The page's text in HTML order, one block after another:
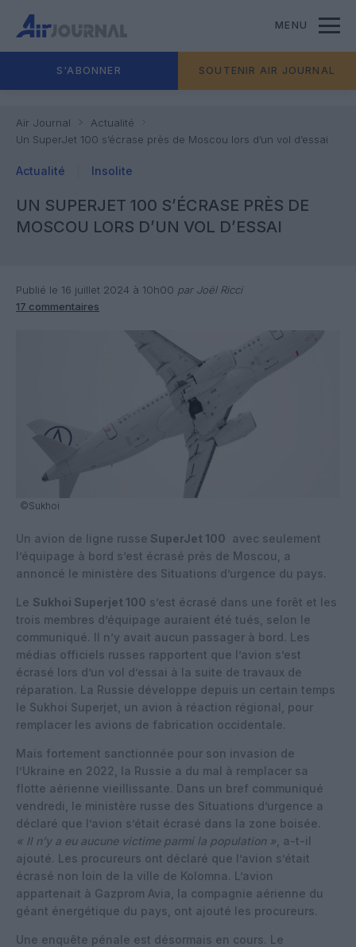
MENU
S'ABONNER SOUTENIR AIR JOURNAL
Air Journal
Actualité
Un SuperJet 100 s’écrase près de Moscou lors d’un vol d’essai
Actualité Insolite
UN SUPERJET 100 S’ÉCRASE PRÈS DE
MOSCOU LORS D’UN VOL D’ESSAI
Publié le 16 juillet 2024 à 10h00 par Joël Ricci
17 commentaires
©Sukhoi
Un avion de ligne russe SuperJet 100 avec seulement
l’équipage à bord s’est écrasé près de Moscou, a
annoncé le ministère des Situations d’urgence du pays.
Le Sukhoi Superjet 100 s’est écrasé dans une forêt et les
trois membres d’équipage auraient été tués, selon le
communiqué. Il n’y avait aucun passager à bord. Les
médias officiels russes rapportent que l’avion s’est
écrasé lors d’un vol d’essai à la suite de travaux de
réparation. La Russie développe depuis un certain temps
le Sukhoi Superjet, un avion à réaction régional, pour
remplacer les avions de fabrication occidentale.
Mais fortement sanctionnée pour son invasion de
l’Ukraine en 2022, la Russie a du mal à remplacer sa
flotte aérienne vieillissante. Dans un bref communiqué
vendredi, le ministère russe des Situations d’urgence a
déclaré que l’avion s’était écrasé dans la zone boisée.
« Il n’y a eu aucune victime parmi la population » , a-t-il
ajouté. Les procureurs ont déclaré que l’avion s’était
écrasé non loin de la ville de Kolomna. L’avion
appartenait à Gazprom Avia, la compagnie aérienne du
géant énergétique du pays, ont ajouté les procureurs.
Une enquête pénale est désormais en cours. Le